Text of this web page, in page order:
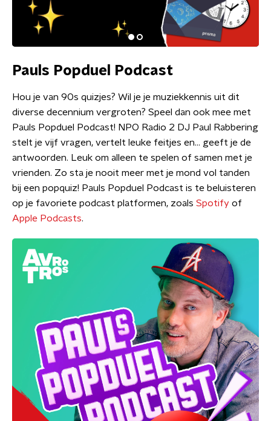
Pauls Popduel Podcast
Hou je van 90s quizjes? Wil je je muziekkennis uit dit
diverse decennium vergroten? Speel dan ook mee met
Pauls Popduel Podcast! NPO Radio 2 DJ Paul Rabbering
stelt je vijf vragen, vertelt leuke feitjes en… geeft je de
antwoorden. Leuk om alleen te spelen of samen met je
vrienden. Zo sta je nooit meer met je mond vol tanden
bij een popquiz! Pauls Popduel Podcast is te beluisteren
op je favoriete podcast platformen, zoals Spotify of
Apple Podcasts.